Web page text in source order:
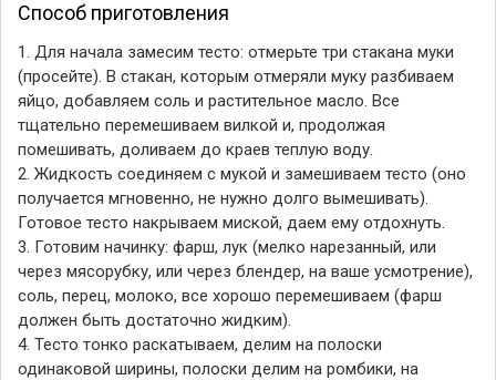
Способ приготовления
1. Для начала замесим тесто: отмерьте три стакана муки
(просейте). В стакан, которым отмеряли муку разбиваем
яйцо, добавляем соль и растительное масло. Все
тщательно перемешиваем вилкой и, продолжая
помешивать, доливаем до краев теплую воду.
2. Жидкость соединяем с мукой и замешиваем тесто (оно
получается мгновенно, не нужно долго вымешивать).
Готовое тесто накрываем миской, даем ему отдохнуть.
3. Готовим начинку: фарш, лук (мелко нарезанный, или
через мясорубку, или через блендер, на ваше усмотрение),
соль, перец, молоко, все хорошо перемешиваем (фарш
должен быть достаточно жидким).
4. Тесто тонко раскатываем, делим на полоски
одинаковой ширины, полоски делим на ромбики, на